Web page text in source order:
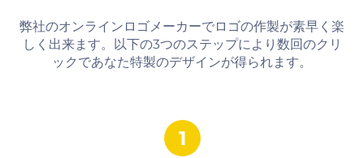
弊社のオンラインロゴメーカーでロゴの作製が素早く楽
しく出来ます。以下の3つのステップにより数回のクリ
ックであなた特製のデザインが得られます。